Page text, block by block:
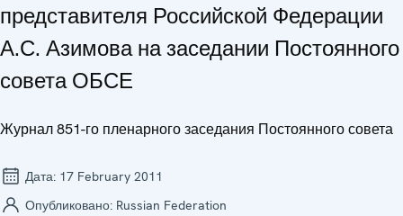
представителя Российской Федерации
А.С. Азимова на заседании Постоянного
совета ОБСЕ
Журнал 851-го пленарного заседания Постоянного совета
Дата: 17 February 2011
Опубликовано: Russian Federation